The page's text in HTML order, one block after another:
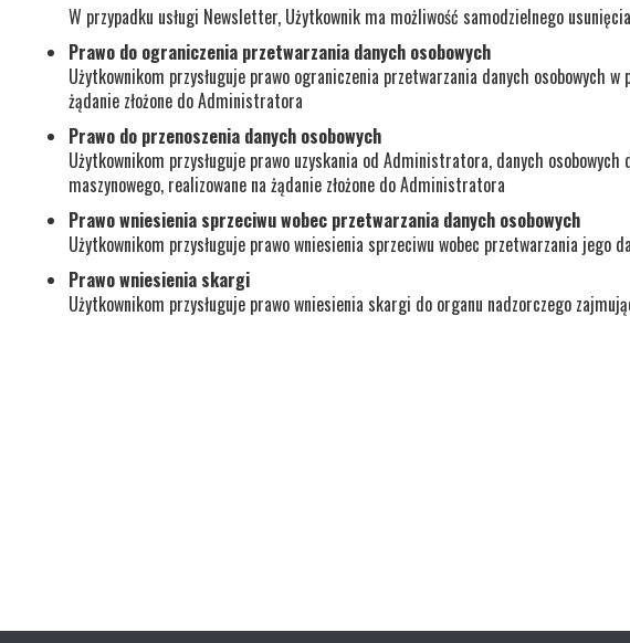
W przypadku usługi Newsletter, Użytkownik ma możliwość samodzielnego
Prawo do ograniczenia przetwarzania danych osobowych
Użytkownikom przysługuje prawo ograniczenia przetwarzania danych osobowych
żądanie złożone do Administratora
Prawo do przenoszenia danych osobowych
Użytkownikom przysługuje prawo uzyskania od Administratora, danych
maszynowego, realizowane na żądanie złożone do Administratora
Prawo wniesienia sprzeciwu wobec przetwarzania danych osobowych
Użytkownikom przysługuje prawo wniesienia sprzeciwu wobec przetwarzania jego
Prawo wniesienia skargi
Użytkownikom przysługuje prawo wniesienia skargi do organu nadzorczego